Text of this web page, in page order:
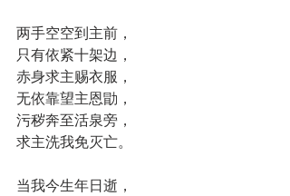
两手空空到主前，
只有依紧十架边，
赤身求主赐衣服，
无依靠望主恩勖，
污秽奔至活泉旁，
求主洗我免灭亡。
当我今生年日逝，